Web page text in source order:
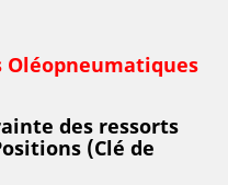
Oléopneumatiques
des ressorts
(Clé de